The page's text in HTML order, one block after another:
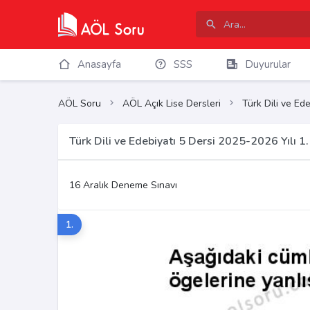
Anasayfa SSS Duyurular
AÖL Soru AÖL Açık Lise Dersleri Türk Dili ve
Türk Dili ve Edebiyatı 5 Dersi 2025-2026 Yılı
16 Aralık Deneme Sınavı
1.